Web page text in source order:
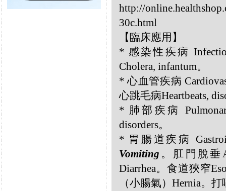
http://
30c.html
【臨床應用】
* 感染性疾病
Cholera, infantum。
* 心血管疾病
心跳毛病Heartbeats,
* 肺部疾病
disorders。
* 胃腸道疾病
Vomiting 。肛門脫垂
Diarrhea。食道狹窄
（小腸氣）Hernia。